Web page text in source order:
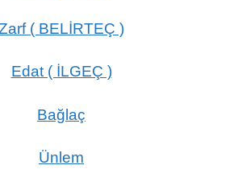
( BELİRTEÇ )
Edat ( İLGEÇ )
Bağlaç
Ünlem